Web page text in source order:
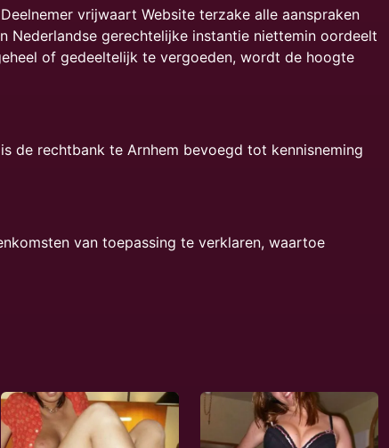
vrijwaart Website terzake alle aanspraken
Nederlandse gerechtelijke instantie niettemin oordeelt
of gedeeltelijk te vergoeden, wordt de hoogte
de rechtbank te Arnhem bevoegd tot kennisneming
van toepassing te verklaren, waartoe